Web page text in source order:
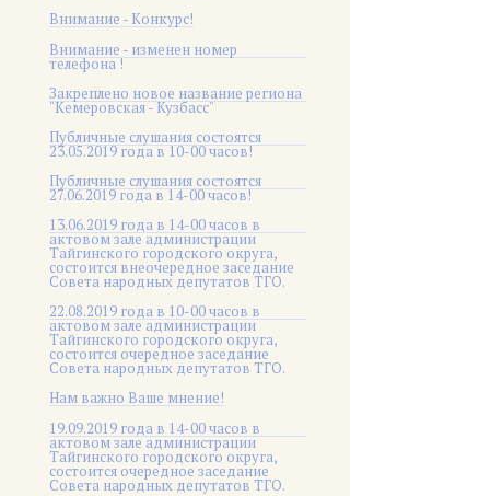
Внимание - Конкурс!
Внимание - изменен номер
телефона !
Закреплено новое название региона
"Кемеровская - Кузбасс"
Публичные слушания состоятся
23.05.2019 года в 10-00 часов!
Публичные слушания состоятся
27.06.2019 года в 14-00 часов!
13.06.2019 года в 14-00 часов в
актовом зале администрации
Тайгинского городского округа,
состоится внеочередное заседание
Совета народных депутатов ТГО.
22.08.2019 года в 10-00 часов в
актовом зале администрации
Тайгинского городского округа,
состоится очередное заседание
Совета народных депутатов ТГО.
Нам важно Ваше мнение!
19.09.2019 года в 14-00 часов в
актовом зале администрации
Тайгинского городского округа,
состоится очередное заседание
Совета народных депутатов ТГО.